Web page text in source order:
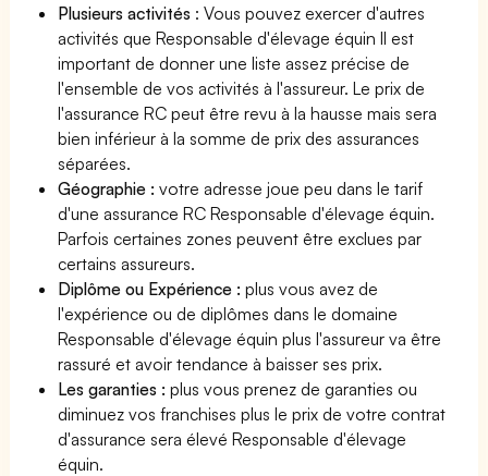
Plusieurs activités : Vous pouvez exercer d'autres
activités que Responsable d'élevage équin Il est
important de donner une liste assez précise de
l'ensemble de vos activités à l'assureur. Le prix de
l'assurance RC peut être revu à la hausse mais sera
bien inférieur à la somme de prix des assurances
séparées.
Géographie :votre adresse joue peu dans le tarif
d'une assurance RC Responsable d'élevage équin.
Parfois certaines zones peuvent être exclues par
certains assureurs.
Diplôme ou Expérience :plus vous avez de
l'expérience ou de diplômes dans le domaine
Responsable d'élevage équin plus l'assureur va être
rassuré et avoir tendance à baisser ses prix.
Les garanties :plus vous prenez de garanties ou
diminuez vos franchises plus le prix de votre contrat
d'assurance sera élevé Responsable d'élevage
équin.